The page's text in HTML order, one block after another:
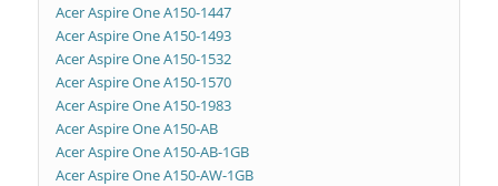
Acer Aspire One A150-1447
Acer Aspire One A150-1493
Acer Aspire One A150-1532
Acer Aspire One A150-1570
Acer Aspire One A150-1983
Acer Aspire One A150-AB
Acer Aspire One A150-AB-1GB
Acer Aspire One A150-AW-1GB